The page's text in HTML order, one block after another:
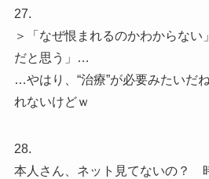
27.
＞「なぜ恨まれるのかわからない
だと思う」…
…やはり、“治療”が必要みたいだ
れないけどｗ
28.
本人さん、ネット見てないの？